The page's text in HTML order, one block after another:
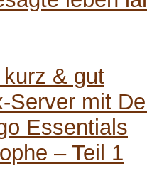
& gut
Server mit
Essentials
– Teil 1